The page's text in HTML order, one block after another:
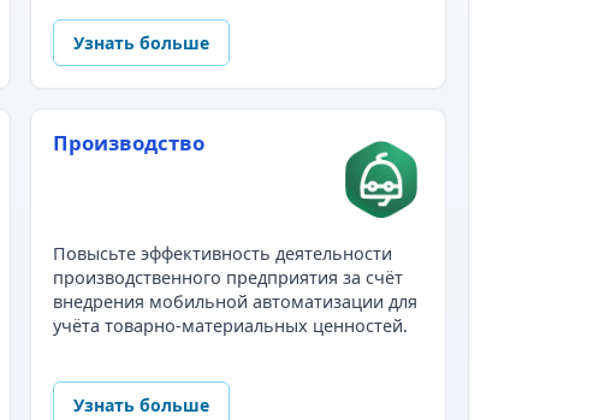
Узнать больше
Производство
Повысьте эффективность деятельности
производственного предприятия за счёт
внедрения мобильной автоматизации для
учёта товарно-материальных ценностей.
Узнать больше